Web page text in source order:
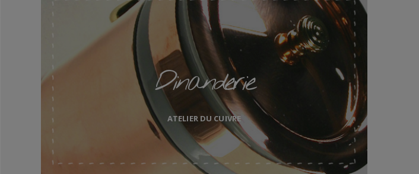
Dinanderie
ATELIER DU CUIVRE